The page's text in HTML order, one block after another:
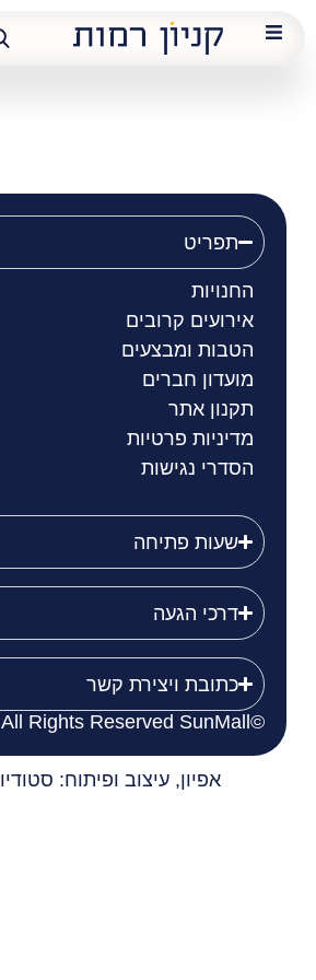
תפריט
החנויות
אירועים קרובים
הטבות ומבצעים
מועדון חברים
תקנון אתר
מדיניות פרטיות
הסדרי נגישות
שעות פתיחה
דרכי הגעה
כתובת ויצירת קשר
©All Rights Reserved SunMall
אפיון, עיצוב ופיתוח: סטודיו PINTER